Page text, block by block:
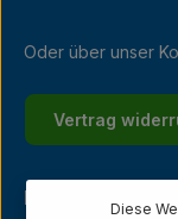
Oder über unser
Vertrag
Kundenservice
Diese